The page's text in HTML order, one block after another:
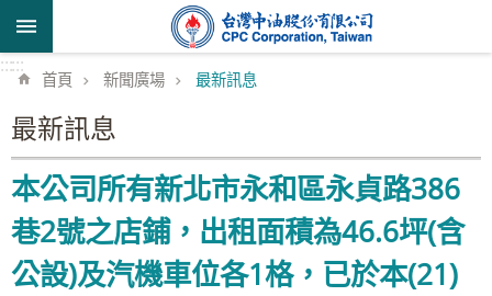
跳到主要內容區塊
::::::
首頁 新聞廣場 最新訊息
最新訊息
本公司所有新北市永和區永貞路386
巷2號之店鋪，出租面積為46.6坪(含
公設)及汽機車位各1格，已於本(21)